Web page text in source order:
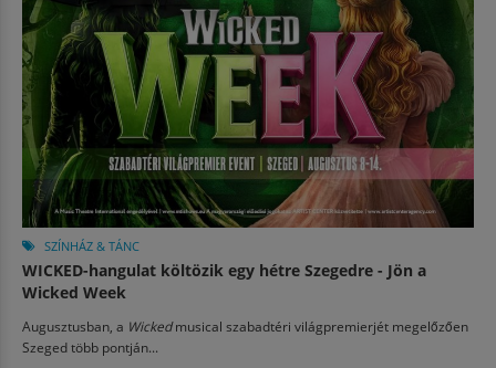
SZÍNHÁZ & TÁNC
WICKED-hangulat költözik egy hétre Szegedre - Jön a
Wicked Week
Augusztusban, a Wickedmusical szabadtéri világpremierjét megelőzően
Szeged több pontján...